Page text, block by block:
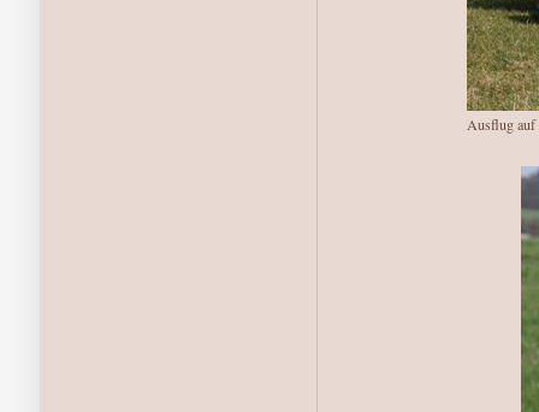
Ausflug auf